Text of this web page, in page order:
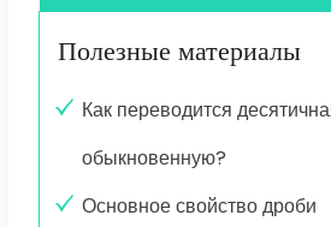
Полезные материалы
Как переводится
обыкновенную?
Основное свойство дроби